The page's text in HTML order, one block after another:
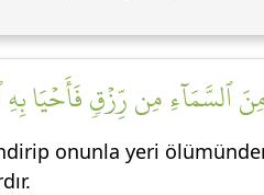
مِنَ ٱلسَّمَآءِ مِن رِّزۡقٖ
onunla yeri